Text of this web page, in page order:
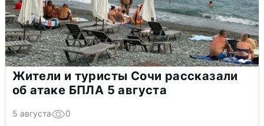
Жители и туристы Сочи рассказали
об атаке БПЛА 5 августа
5 августа 0